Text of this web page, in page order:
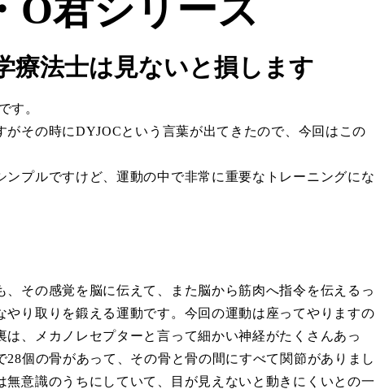
O君シリーズ
療法士は見ないと損します
す。
その時にDYJOCという言葉が出てきたので、今回はこの
プルですけど、運動の中で非常に重要なトレーニングにな
その感覚を脳に伝えて、また脳から筋肉へ指令を伝えるっ
り取りを鍛える運動です。今回の運動は座ってやりますの
、メカノレセプターと言って細かい神経がたくさんあっ
個の骨があって、その骨と骨の間にすべて関節がありまし
意識のうちにしていて、目が見えないと動きにくいとの一